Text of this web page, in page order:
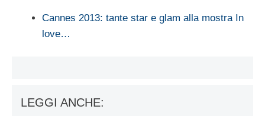
Cannes 2013: tante star e glam alla mostra In
love…
LEGGI ANCHE: